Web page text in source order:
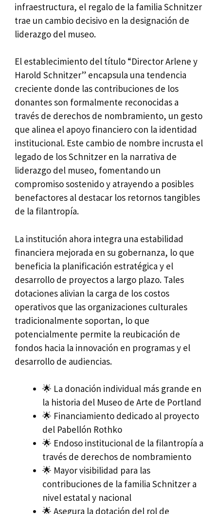
infraestructura, el regalo de la familia Schnitzer
trae un cambio decisivo en la designación de
liderazgo del museo.
El establecimiento del título “Director Arlene y
Harold Schnitzer” encapsula una tendencia
creciente donde las contribuciones de los
donantes son formalmente reconocidas a
través de derechos de nombramiento, un gesto
que alinea el apoyo financiero con la identidad
institucional. Este cambio de nombre incrusta el
legado de los Schnitzer en la narrativa de
liderazgo del museo, fomentando un
compromiso sostenido y atrayendo a posibles
benefactores al destacar los retornos tangibles
de la filantropía.
La institución ahora integra una estabilidad
financiera mejorada en su gobernanza, lo que
beneficia la planificación estratégica y el
desarrollo de proyectos a largo plazo. Tales
dotaciones alivian la carga de los costos
operativos que las organizaciones culturales
tradicionalmente soportan, lo que
potencialmente permite la reubicación de
fondos hacia la innovación en programas y el
desarrollo de audiencias.
🌟 La donación individual más grande en
la historia del Museo de Arte de Portland
🌟 Financiamiento dedicado al proyecto
del Pabellón Rothko
🌟 Endoso institucional de la filantropía a
través de derechos de nombramiento
🌟 Mayor visibilidad para las
contribuciones de la familia Schnitzer a
nivel estatal y nacional
🌟 Asegura la dotación del rol de